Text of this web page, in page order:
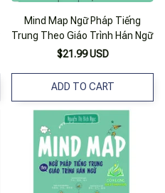
Mind Map Ngữ Pháp Tiếng
Trung Theo Giáo Trình Hán Ngữ
$21.99 USD
ADD TO CART